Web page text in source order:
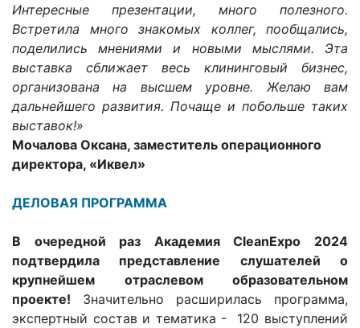
Интересные презентации, много полезного.
Встретила много знакомых коллег, пообщались,
поделились мнениями и новыми мыслями. Эта
выставка сближает весь клининговый бизнес,
организована на высшем уровне. Желаю вам
дальнейшего развития. Почаще и побольше таких
выставок!»
Мочалова Оксана, заместитель операционного
директора, «Иквел»
ДЕЛОВАЯ ПРОГРАММА
В очередной раз Академия CleanExpo 2024
подтвердила представление слушателей о
крупнейшем отраслевом образовательном
проекте! Значительно расширилась программа,
экспертный состав и тематика - 120 выступлений